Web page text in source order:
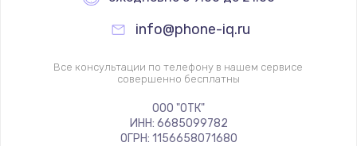
info@phone-iq.ru
Все консультации по телефону в нашем сервисе
совершенно бесплатны
ООО "ОТК"
ИНН: 6685099782
ОГРН: 1156658071680